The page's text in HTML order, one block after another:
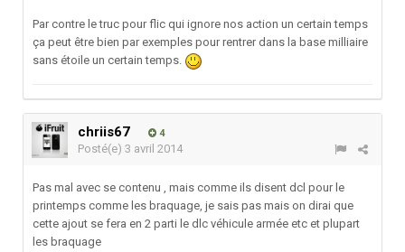
Par contre le truc pour flic qui ignore nos action un certain temps
ça peut être bien par exemples pour rentrer dans la base milliaire
sans étoile un certain temps.
chriis67 4
Posté(e) 3 avril 2014
Pas mal avec se contenu , mais comme ils disent dcl pour le
printemps comme les braquage, je sais pas mais on dirai que
cette ajout se fera en 2 parti le dlc véhicule armée etc et plupart
les braquage